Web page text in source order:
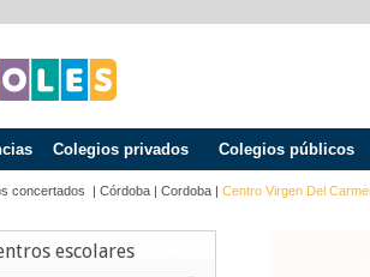
Colegios privados Colegios públicos
concertados | Córdoba | Cordoba | Centro Virgen Del
escolares